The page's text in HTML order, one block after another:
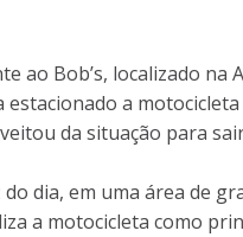
Bob’s, localizado na
a
da situação para
dia, em uma área de
a motocicleta como